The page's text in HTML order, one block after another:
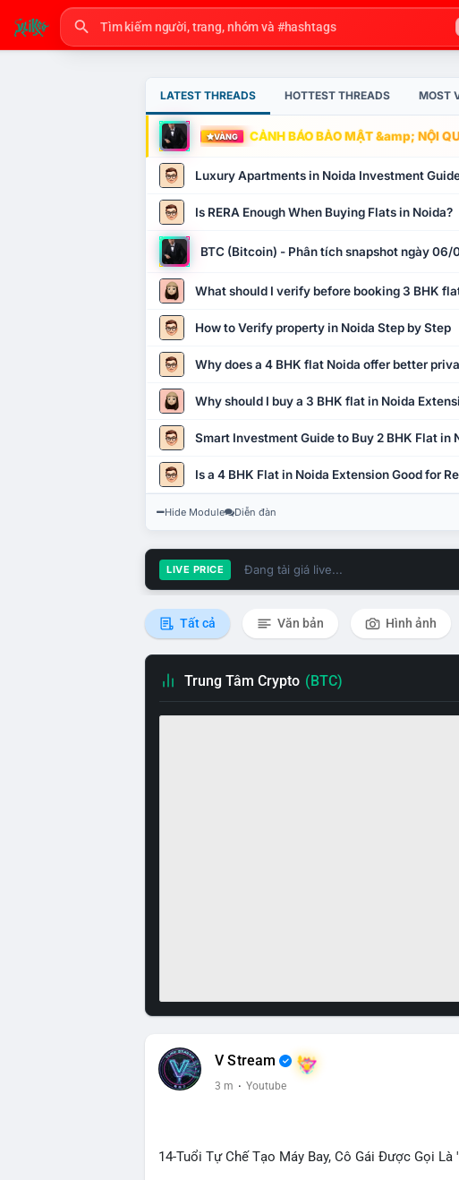
LATEST THREADS HOTTEST THREADS MOST
VÀNG CẢNH BÁO BẢO MẬT &amp; NỘI
Luxury Apartments in Noida Investment
Is RERA Enough When Buying Flats in Noida?
BTC (Bitcoin) - Phân tích snapshot ngày 06/
What should I verify before booking 3 BHK
How to Verify property in Noida Step by Step
Why does a 4 BHK flat Noida offer better
Why should I buy a 3 BHK flat in Noida
Smart Investment Guide to Buy 2 BHK Flat in
Is a 4 BHK Flat in Noida Extension Good for
Hide Module Diễn đàn
LIVE PRICE Đang tải giá live...
Tất cả Văn bản Hình ảnh
Trung Tâm Crypto (BTC)
V Stream
3 m · Youtube
14-Tuổi Tự Chế Tạo Máy Bay, Cô Gái Được Gọi